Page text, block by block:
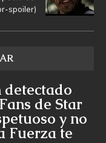
spoiler)
detectado
de Star
y no
Fuerza te